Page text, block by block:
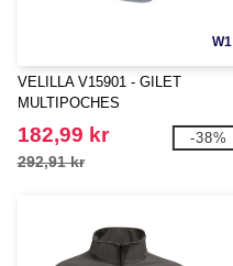
W1
VELILLA V15901 - GILET
MULTIPOCHES
182,99 kr
292,91 kr
-38%